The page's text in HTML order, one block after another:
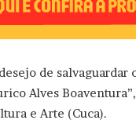
de
Alves
e Arte (Cuca).